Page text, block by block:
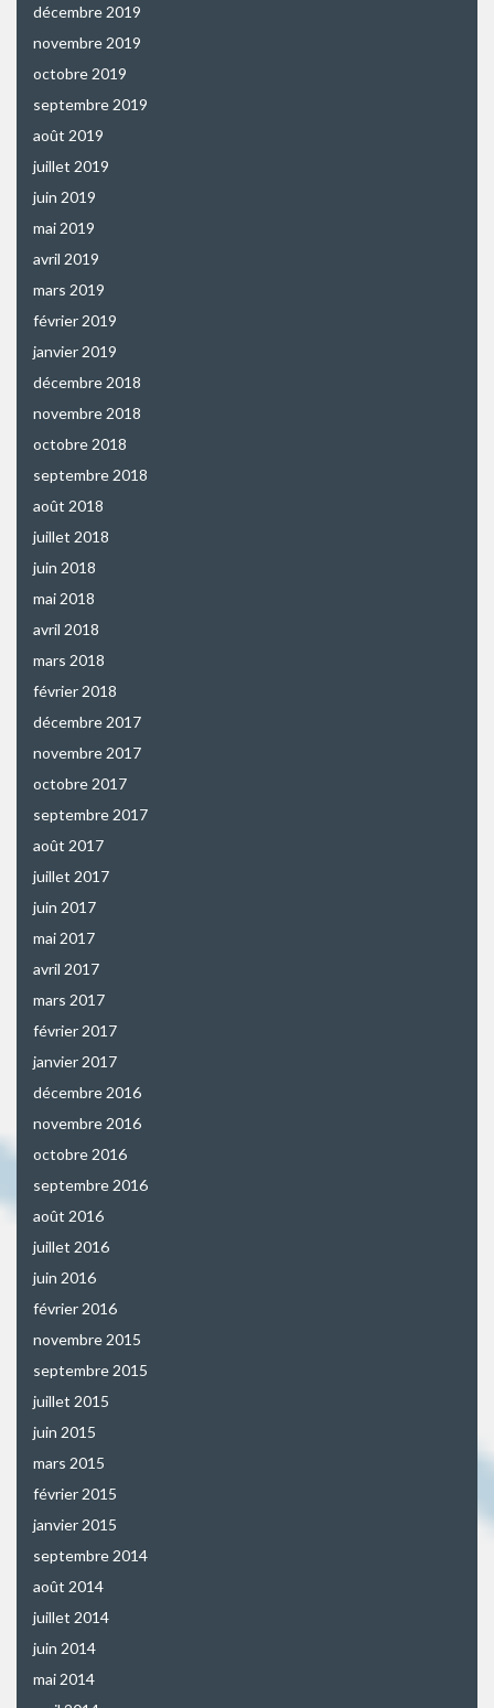
décembre 2019
novembre 2019
octobre 2019
septembre 2019
août 2019
juillet 2019
juin 2019
mai 2019
avril 2019
mars 2019
février 2019
janvier 2019
décembre 2018
novembre 2018
octobre 2018
septembre 2018
août 2018
juillet 2018
juin 2018
mai 2018
avril 2018
mars 2018
février 2018
décembre 2017
novembre 2017
octobre 2017
septembre 2017
août 2017
juillet 2017
juin 2017
mai 2017
avril 2017
mars 2017
février 2017
janvier 2017
décembre 2016
novembre 2016
octobre 2016
septembre 2016
août 2016
juillet 2016
juin 2016
février 2016
novembre 2015
septembre 2015
juillet 2015
juin 2015
mars 2015
février 2015
janvier 2015
septembre 2014
août 2014
juillet 2014
juin 2014
mai 2014